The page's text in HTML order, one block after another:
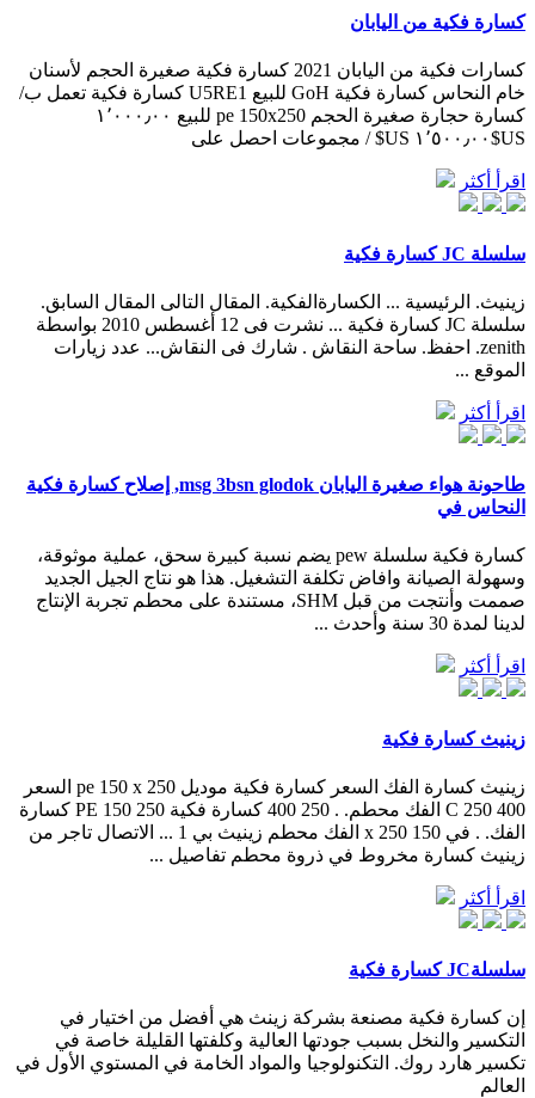
كسارة فكية من اليابان
كسارات فكية من اليابان 2021 كسارة فكية صغيرة الحجم لأسنان
خام النحاس كسارة فكية GoH للبيع U5RE1 كسارة فكية تعمل ب/
كسارة حجارة صغيرة الحجم pe 150x250 للبيع ١٬٠٠٠٫٠٠
US$١٬٥٠٠٫٠٠ US$ / مجموعات احصل على
اقرأ أكثر
سلسلة JC كسارة فكية
زينيث. الرئيسية ... الكسارةالفكية. المقال التالى المقال السابق.
سلسلة JC كسارة فكية ... نشرت فى 12 أغسطس 2010 بواسطة
zenith. احفظ. ساحة النقاش . شارك فى النقاش... عدد زيارات
الموقع ...
اقرأ أكثر
طاحونة هواء صغيرة اليابان msg 3bsn glodok, إصلاح كسارة فكية
النحاس في
كسارة فكية سلسلة pew يضم نسبة كبيرة سحق، عملية موثوقة،
وسهولة الصيانة وافاض تكلفة التشغيل. هذا هو نتاج الجيل الجديد
صممت وأنتجت من قبل SHM، مستندة على محطم تجربة الإنتاج
لدينا لمدة 30 سنة وأحدث ...
اقرأ أكثر
زينيث كسارة فكية
زينيث كسارة الفك السعر كسارة فكية موديل pe 150 x 250 السعر
C 250 400 الفك محطم. . 250 400 كسارة فكية PE 150 250 كسارة
الفك. . في 150 x 250 الفك محطم زينيث بي 1 ... الاتصال تاجر من
زينيث كسارة مخروط في ذروة محطم تفاصيل ...
اقرأ أكثر
سلسلةJC كسارة فكية
إن كسارة فكية مصنعة بشركة زينث هي أفضل من اختيار في
التكسير والنخل بسبب جودتها العالية وكلفتها القليلة خاصة في
تكسير هارد روك. التكنولوجيا والمواد الخامة في المستوي الأول في
العالم